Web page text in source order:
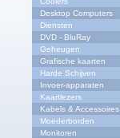
Desktop Computers
Diensten
DVD - BluRay
Geheugen
Grafische kaarten
Harde Schijven
Invoer-apparaten
Kaartlezers
Kabels & Accessoires
Moederborden
Monitoren